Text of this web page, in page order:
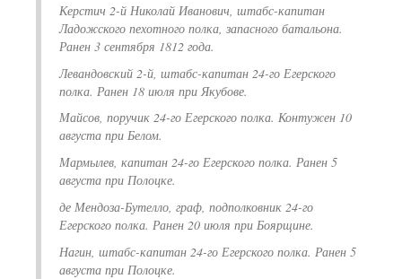
Керстич 2-й Николай Иванович, штабс-капитан
Ладожского пехотного полка, запасного батальона.
Ранен 3 сентября 1812 года.
Левандовский 2-й, штабс-капитан 24-го Егерского
полка. Ранен 18 июля при Якубове.
Майсов, поручик 24-го Егерского полка. Контужен 10
августа при Белом.
Мармылев, капитан 24-го Егерского полка. Ранен 5
августа при Полоцке.
де Мендоза-Бутелло, граф, подполковник 24-го
Егерского полка. Ранен 20 июля при Боярщине.
Нагин, штабс-капитан 24-го Егерского полка. Ранен 5
августа при Полоцке.